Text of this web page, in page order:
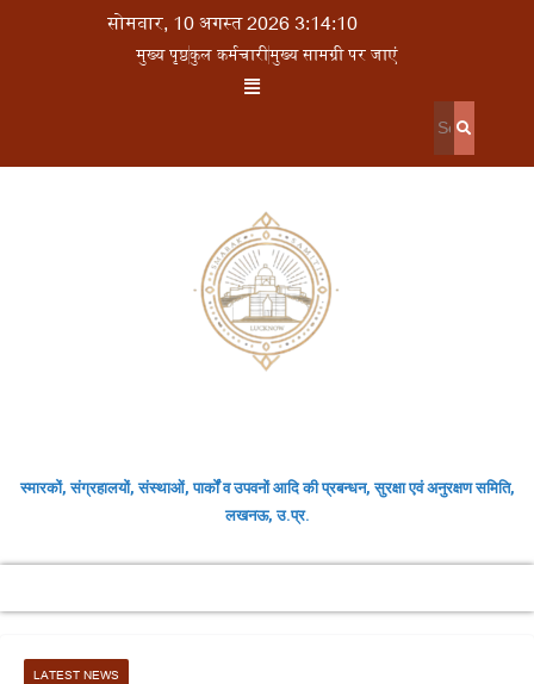
सोमवार, 10 अगस्त 2026 3:14:10
मुख्य पृष्ठकुल कर्मचारीमुख्य सामग्री पर जाएं
स्मारकों, संग्रहालयों, संस्थाओं, पार्कों व उपवनों आदि की प्रबन्धन, सुरक्षा एवं अनुरक्षण समिति,
लखनऊ, उ.प्र.
LATEST NEWS